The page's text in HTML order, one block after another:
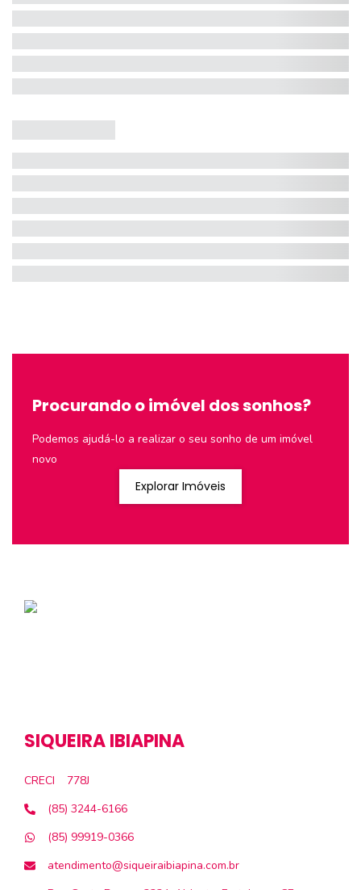
Procurando o imóvel dos sonhos?
Podemos ajudá-lo a realizar o seu sonho de um imóvel
novo
Explorar Imóveis
SIQUEIRA IBIAPINA
CRECI
778J
(85) 3244-6166
(85) 99919-0366
atendimento@siqueiraibiapina.com.br